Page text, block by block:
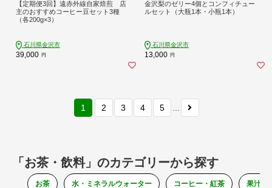
【定期便3回】遠赤外線自家焙煎 店
主のおすすめコーヒー豆セット3種
（各200g×3）
石川県金沢市
39,000 円
金沢梨のゼリー4個とコンフィチュー
ルセット（大瓶1本・小瓶1本）
石川県金沢市
13,000 円
1 2 3 4 5
「お茶・飲料」のカテゴリーから探す
お茶 水・ミネラルウォーター コーヒー・紅茶 果汁・